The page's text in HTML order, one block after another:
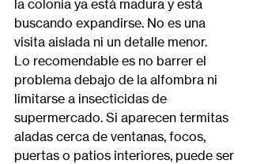
la colonia ya está madura y está
buscando expandirse. No es una
visita aislada ni un detalle menor.
Lo recomendable es no barrer el
problema debajo de la alfombra ni
limitarse a insecticidas de
supermercado. Si aparecen termitas
aladas cerca de ventanas, focos,
puertas o patios interiores, puede ser